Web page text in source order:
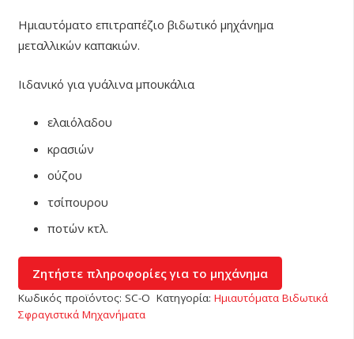
Ημιαυτόματο επιτραπέζιο βιδωτικό μηχάνημα
μεταλλικών καπακιών.
Ιιδανικό για γυάλινα μπουκάλια
ελαιόλαδου
κρασιών
ούζου
τσίπουρου
ποτών κτλ.
Κωδικός προϊόντος: SC-O Κατηγορία: Ημιαυτόματα Βιδωτικά
Σφραγιστικά Μηχανήματα